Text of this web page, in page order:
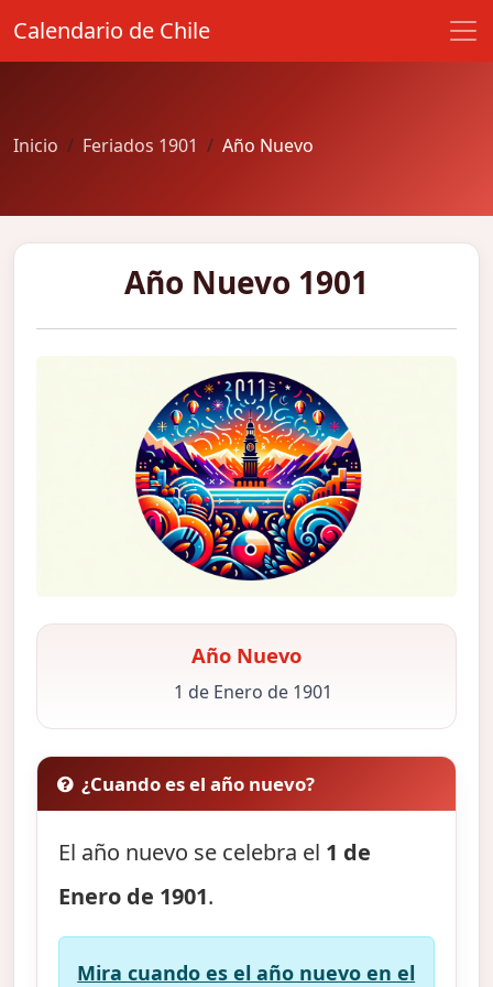
Calendario de Chile
Inicio Feriados 1901 Año Nuevo
Año Nuevo 1901
Año Nuevo
1 de Enero de 1901
¿Cuando es el año nuevo?
El año nuevo se celebra el 1 de
Enero de 1901.
Mira cuando es el año nuevo en el